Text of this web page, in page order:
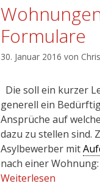
Formulare
30. Januar 2016 von Chris
Die soll ein kurzer
generell ein
Ansprüche auf
dazu zu stellen sind.
Asylbewerber mit
nach einer
Weiterlesen